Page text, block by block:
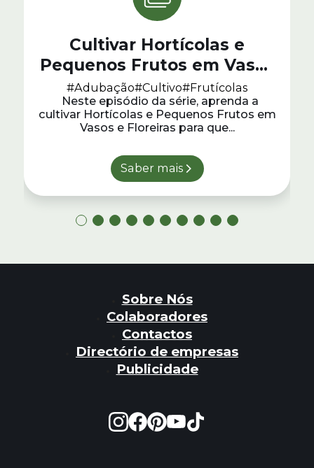
Cultivar Hortícolas e
Pequenos Frutos em Vasos
e Floreiras: Jardinar do Zero
#7
#Adubação#Cultivo#Frutícolas
Neste episódio da série, aprenda a
cultivar Hortícolas e Pequenos Frutos em
Vasos e Floreiras para que...
Saber mais
Sobre Nós
Colaboradores
Contactos
Directório de empresas
Publicidade